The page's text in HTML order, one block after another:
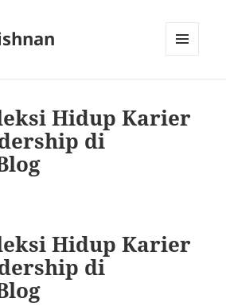
Hidup Karier
di
Hidup Karier
di